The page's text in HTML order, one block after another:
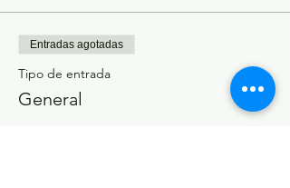
Entradas agotadas
Tipo de entrada
General